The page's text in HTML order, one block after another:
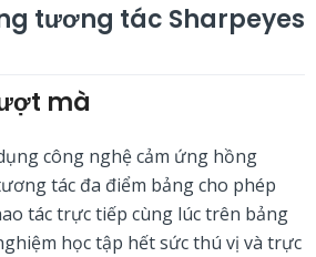
tương tác Sharpeyes
mà
công nghệ cảm ứng hồng
tác đa điểm bảng cho phép
tác trực tiếp cùng lúc trên bảng
học tập hết sức thú vị và trực